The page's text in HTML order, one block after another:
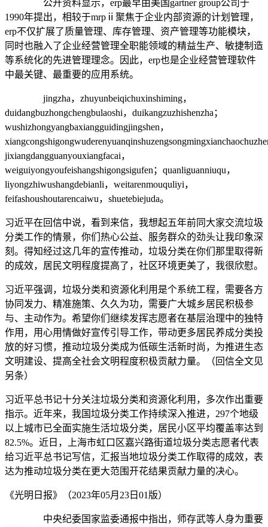
公开资料显示，erp最早由美国gartner group公司于
1990年提出，相较于mrpⅱ聚焦于企业内部资源的计划管理，
erp不仅扩展了质量管理、库存管理、资产管理等功能模块，
同时也融入了企业经营管理全职能领域的精益生产、敏捷制造
等系统化的先进管理理念。因此，erp也是企业经营管理软件
中最关键、最重要的应用系统。
jingzha，zhuyunbeiqichuxinshiming，
duidangbuzhongchengbulaoshi，duikangzuzhishenzha；
wushizhongyangbaxiangguidingjingshen，
jixiangdangguanyouxiangfacai，
weiguiyongyoufeishangshigongsigufen；quanliguanniuqu，
liyongzhiwushangdebianli，weitarenmouquliyi，
feifashoushoutarencaiwu，shuetebiejuda。
习近平在回信中说，看到来信，我想起五年前同大家交流垃圾
分类工作的情景，你们热心公益、服务群众的劲头让我印象深
刻。得知经过这几年的宣传推动，垃圾分类在你们那里取得新
的成效，居民文明程度提高了，社区环境更美了，我很欣慰。
习近平强调，垃圾分类和资源化利用是个系统工程，需要各方
协同发力、精准施策、久久为功，需要广大城乡居民积极参
与、主动作为。希望你们继续发挥志愿者在基层治理中的独特
作用，用心用情做好宣传引导工作，带动更多居民养成分类投
放的好习惯，推动垃圾分类成为低碳生活新时尚，为推进生态
文明建设、提高全社会文明程度积极贡献力量。（回信全文见
另条）
习近平总书记十分关注垃圾分类和资源化利用，多次作出重要
指示。近年来，我国垃圾分类工作持续深入推进，297个地级
以上城市已全面实施生活垃圾分类，居民小区平均覆盖率达到
82.5%。近日，上海市虹口区嘉兴路街道垃圾分类志愿者代表
给习近平总书记写信，汇报当地垃圾分类工作取得的成效，表
达为推动垃圾分类在更大范围开花结果贡献力量的决心。
《光明日报》（2023年05月23日01版）
中央纪委国家监委通报中指出，师存武等人身为重要